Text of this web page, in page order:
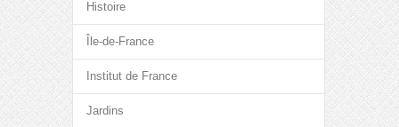
Histoire
Île-de-France
Institut de France
Jardins